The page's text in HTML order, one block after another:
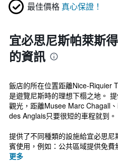
最佳價格 真心保證！
宜必思尼斯帕萊斯
的資訊
飯店的所在位置距離Nice-Riquier
是遊覽尼斯時的理想下榻之地。
觀光，距離Musee Marc Chagall
des Anglais只要很短的車程就到。
提供了不同種類的設施給宜必思
賓使用，例如：公共區域提供免費
更多